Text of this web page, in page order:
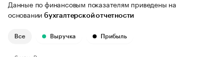
Данные по финансовым показателям приведены на
основании бухгалтерской отчетности
Все Выручка Прибыль